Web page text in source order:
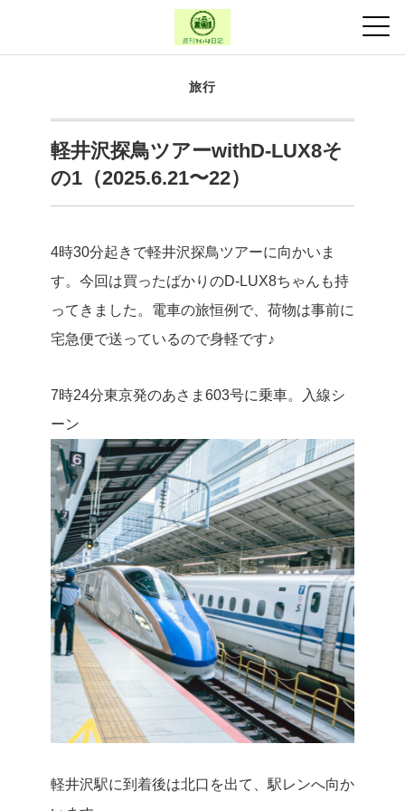
旅行
軽井沢探鳥ツアーwithD-LUX8そ
の1（2025.6.21〜22）
4時30分起きで軽井沢探鳥ツアーに向かいま
す。今回は買ったばかりのD-LUX8ちゃんも持
ってきました。電車の旅恒例で、荷物は事前に
宅急便で送っているので身軽です♪
7時24分東京発のあさま603号に乗車。入線シ
ーン
軽井沢駅に到着後は北口を出て、駅レンへ向か